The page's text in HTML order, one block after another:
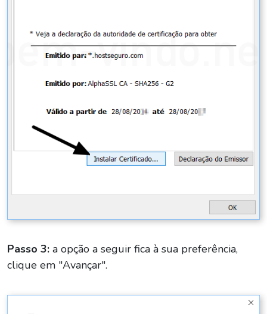
Passo 3: a opção a seguir fica à sua preferência,
clique em "Avançar".